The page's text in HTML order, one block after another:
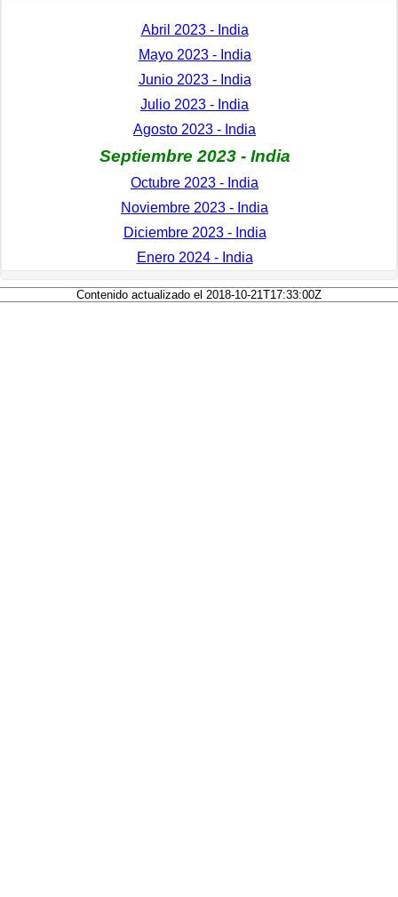
Abril 2023 - India
Mayo 2023 - India
Junio 2023 - India
Julio 2023 - India
Agosto 2023 - India
Septiembre 2023 - India
Octubre 2023 - India
Noviembre 2023 - India
Diciembre 2023 - India
Enero 2024 - India
Contenido actualizado el 2018-10-21T17:33:00Z